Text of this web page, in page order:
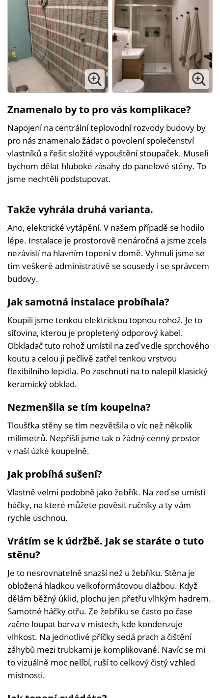
Znamenalo by to pro vás komplikace?
Napojení na centrální teplovodní rozvody budovy by
pro nás znamenalo žádat o povolení společenství
vlastníků a řešit složité vypouštění stoupaček. Museli
bychom dělat hluboké zásahy do panelové stěny. To
jsme nechtěli podstupovat.
Takže vyhrála druhá varianta.
Ano, elektrické vytápění. V našem případě se hodilo
lépe. Instalace je prostorově nenáročná a jsme zcela
nezávislí na hlavním topení v domě. Vyhnuli jsme se
tím veškeré administrativě se sousedy i se správcem
budovy.
Jak samotná instalace probíhala?
Koupili jsme tenkou elektrickou topnou rohož. Je to
síťovina, kterou je propletený odporový kabel.
Obkladač tuto rohož umístil na zeď vedle sprchového
koutu a celou ji pečlivě zatřel tenkou vrstvou
flexibilního lepidla. Po zaschnutí na to nalepil klasický
keramický obklad.
Nezmenšila se tím koupelna?
Tloušťka stěny se tím nezvětšila o víc než několik
milimetrů. Nepřišli jsme tak o žádný cenný prostor
v naší úzké koupelně.
Jak probíhá sušení?
Vlastně velmi podobně jako žebřík. Na zeď se umístí
háčky, na které můžete pověsit ručníky a ty vám
rychle uschnou.
Vrátím se k údržbě. Jak se staráte o tuto
stěnu?
Je to nesrovnatelně snazší než u žebříku. Stěna je
obložená hladkou velkoformátovou dlažbou. Když
dělám běžný úklid, plochu jen přetřu vlhkým hadrem.
Samotné háčky otřu. Ze žebříku se často po čase
začne loupat barva v místech, kde kondenzuje
vlhkost. Na jednotlivé příčky sedá prach a čištění
záhybů mezi trubkami je komplikované. Navíc se mi
to vizuálně moc nelíbí, ruší to celkový čistý vzhled
místnosti.